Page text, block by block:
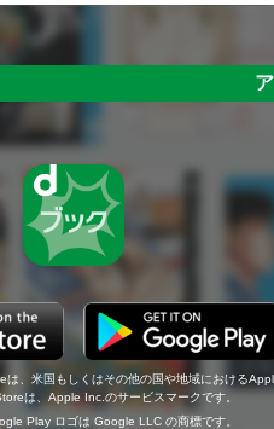
、米国もしくはその他の国や地域における
は、Apple Inc.のサービスマークです。
Play ロゴは Google LLC の商標です。